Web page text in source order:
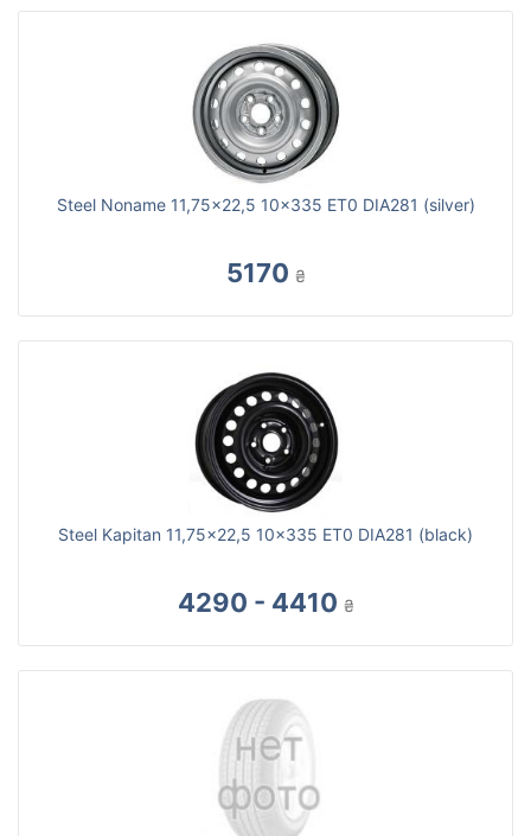
Steel Noname 11,75x22,5 10x335 ET0 DIA281 (silver)
5170 ₴
Steel Kapitan 11,75x22,5 10x335 ET0 DIA281 (black)
4290 - 4410 ₴